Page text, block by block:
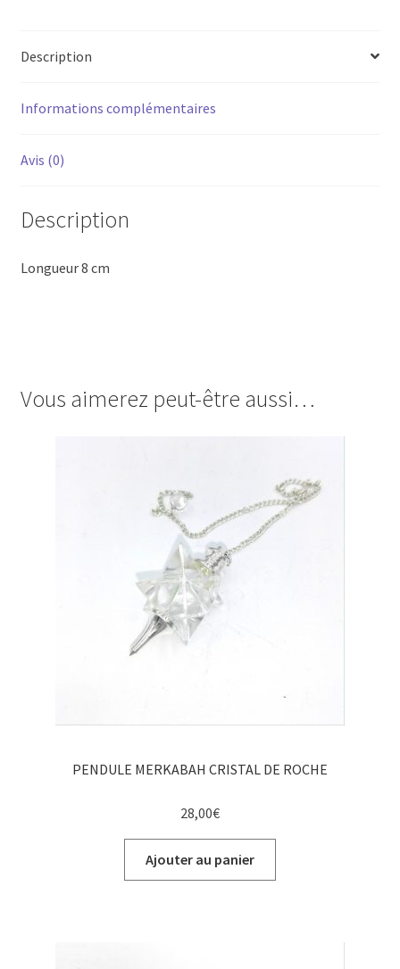
Description
Informations complémentaires
Avis (0)
Description
Longueur 8 cm
Vous aimerez peut-être aussi…
PENDULE MERKABAH CRISTAL DE ROCHE
28,00€
Ajouter au panier